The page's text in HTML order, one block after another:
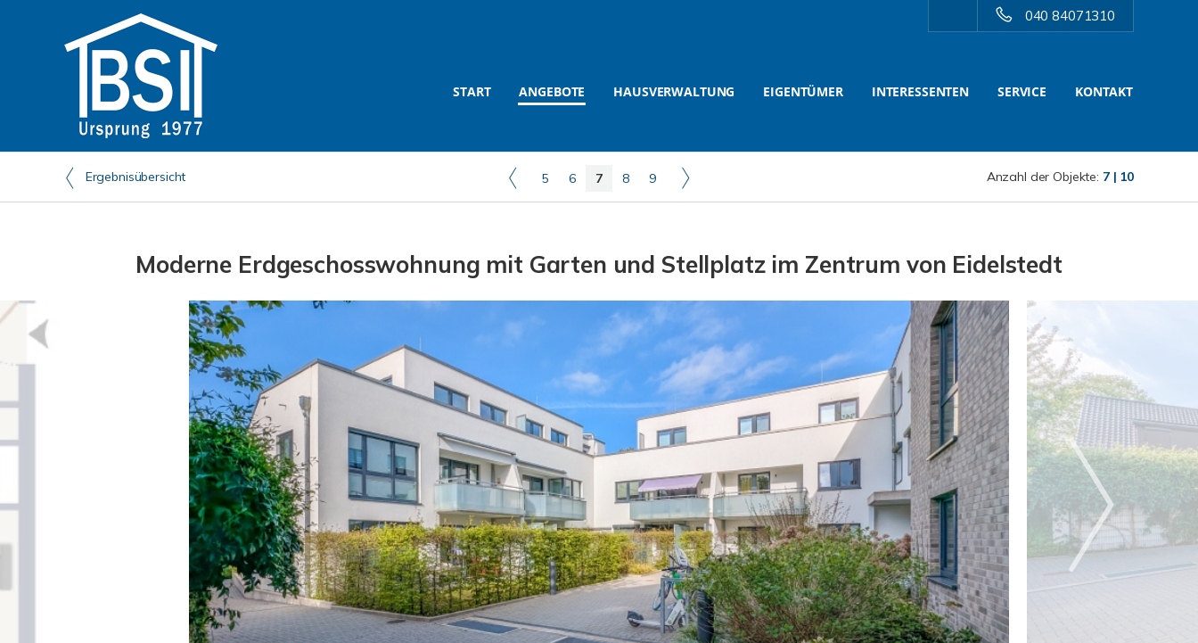
040 84071310
START ANGEBOTE HAUSVERWALTUNG EIGENTÜMER INTERESSENTEN SERVICE KONTAKT
Ergebnisübersicht 5 6 7 8 9 Anzahl der Objekte: 7 | 10
Moderne Erdgeschosswohnung mit Garten und Stellplatz im Zentrum von Eidelstedt